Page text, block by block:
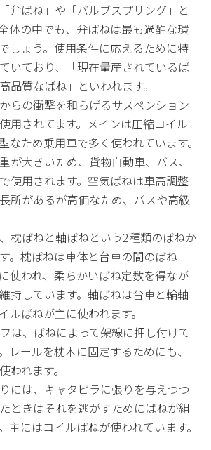
弁ばね」や「バルブスプリング」と
体の中でも、弁ばねは最も過酷な環
しょう。使用条件に応えるために特
いており、「現在量産されているば
品質なばね」といわれます。
らの衝撃を和らげるサスペンション
用されてます。メインは圧縮コイル
なため乗用車で多く使われています。
が大きいため、貨物自動車、バス、
使用されます。空気ばねは車高調整
所があるが高価なため、バスや高級
枕ばねと軸ばねという2種類のばねか
。枕ばねは車体と台車の間のばね
使われ、柔らかいばね定数を得なが
持しています。軸ばねは台車と輪軸
ルばねが主に使われます。
は、ばねによって架線に押し付けて
レールを枕木に固定するためにも、
われます。
には、キャタピラに張りを与えつつ
ときはそれを逃がすためにばねが組
主にはコイルばねが使われています。